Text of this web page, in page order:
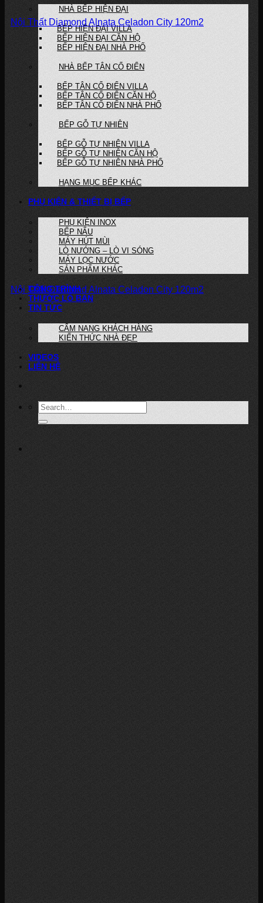
NHÀ BẾP HIỆN ĐẠI
BẾP HIỆN ĐẠI VILLA
BẾP HIỆN ĐẠI CĂN HỘ
BẾP HIỆN ĐẠI NHÀ PHỐ
NHÀ BẾP TÂN CỔ ĐIỂN
BẾP TÂN CỔ ĐIỂN VILLA
BẾP TÂN CỔ ĐIỂN CĂN HỘ
BẾP TÂN CỔ ĐIỂN NHÀ PHỐ
BẾP GỖ TỰ NHIÊN
BẾP GỖ TỰ NHIÊN VILLA
BẾP GỖ TỰ NHIÊN CĂN HỘ
BẾP GỖ TỰ NHIÊN NHÀ PHỐ
HẠNG MỤC BẾP KHÁC
PHỤ KIỆN & THIẾT BỊ BẾP
PHỤ KIỆN INOX
BẾP NẤU
MÁY HÚT MÙI
LÒ NƯỚNG – LÒ VI SÓNG
MÁY LỌC NƯỚC
SẢN PHẨM KHÁC
CÔNG TRÌNH
THƯỚC LỖ BAN
TIN TỨC
CẨM NANG KHÁCH HÀNG
KIẾN THỨC NHÀ ĐẸP
VIDEOS
LIÊN HỆ
Nội Thất Diamond Alnata Celadon City 120m2
Nội Thất Diamond Alnata Celadon City 120m2